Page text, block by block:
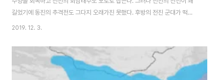
길었기에 동진의 추격전도 그다지 오래가진 못했다. 후방의 전진 군대가 떡하
니 버티고 있었기에 비수대전은 그걸로 끝이 난다. 부견은 모용수의 부대만이
증 때문에 힘들었던 부견은 회수 부근에서 한 백성에게 밥과 돼지 넓적다리를
받자 비단 열 필과 솜 열 근을 하사하기도 했다. "폐하께서는 안락함에 싫증을
느끼셔서 스스로 위험과 곤경에 처하게 되셨습니다. 신은 폐하의 자식이고 폐
2019. 12. 3.